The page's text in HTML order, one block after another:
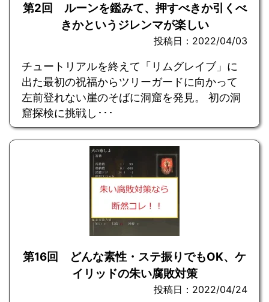
第2回 ルーンを鑑みて、押すべきか引くべ
きかというジレンマが楽しい
投稿日：2022/04/03
チュートリアルを終えて「リムグレイブ」に
出た最初の祝福からツリーガードに向かって
左前登れない崖のそばに洞窟を発見。 初の洞
窟探検に挑戦し･･･
第16回 どんな素性・ステ振りでもOK、ケ
イリッドの朱い腐敗対策
投稿日：2022/04/24